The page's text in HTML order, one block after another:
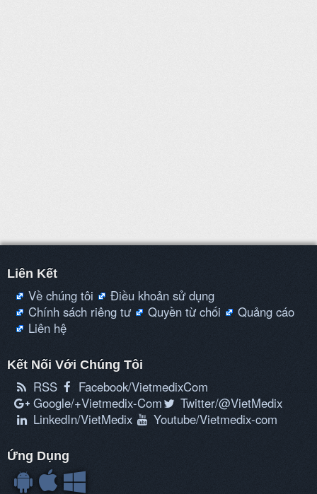
Liên Kết
Về chúng tôi
Điều khoản sử dụng
Chính sách riêng tư
Quyền từ chối
Quảng cáo
Liên hệ
Kết Nối Với Chúng Tôi
RSS
Facebook/VietmedixCom
Google/+Vietmedix-Com
Twitter/@VietMedix
LinkedIn/VietMedix
Youtube/Vietmedix-com
Ứng Dụng